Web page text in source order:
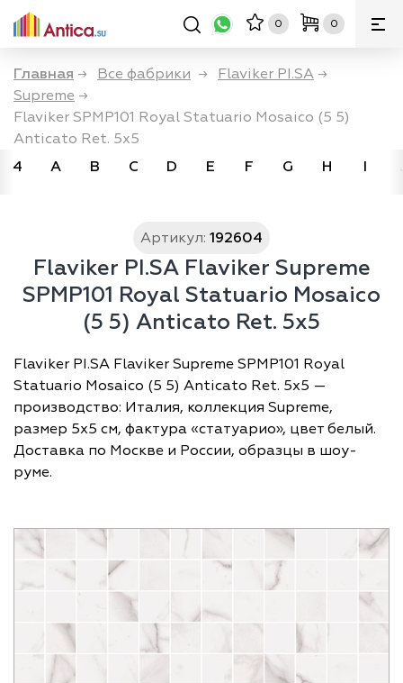
0 0
Главная → Все фабрики → Flaviker PI.SA →
Supreme →
Flaviker SPMP101 Royal Statuario Mosaico (5 5)
Anticato Ret. 5x5
4
A B C D E F G H I
Артикул: 192604
Flaviker PI.SA Flaviker Supreme
SPMP101 Royal Statuario Mosaico
(5 5) Anticato Ret. 5x5
Flaviker PI.SA Flaviker Supreme SPMP101 Royal
Statuario Mosaico (5 5) Anticato Ret. 5x5 —
производство: Италия, коллекция Supreme,
размер 5х5 см, фактура «статуарио», цвет белый.
Доставка по Москве и России, образцы в шоу-
руме.